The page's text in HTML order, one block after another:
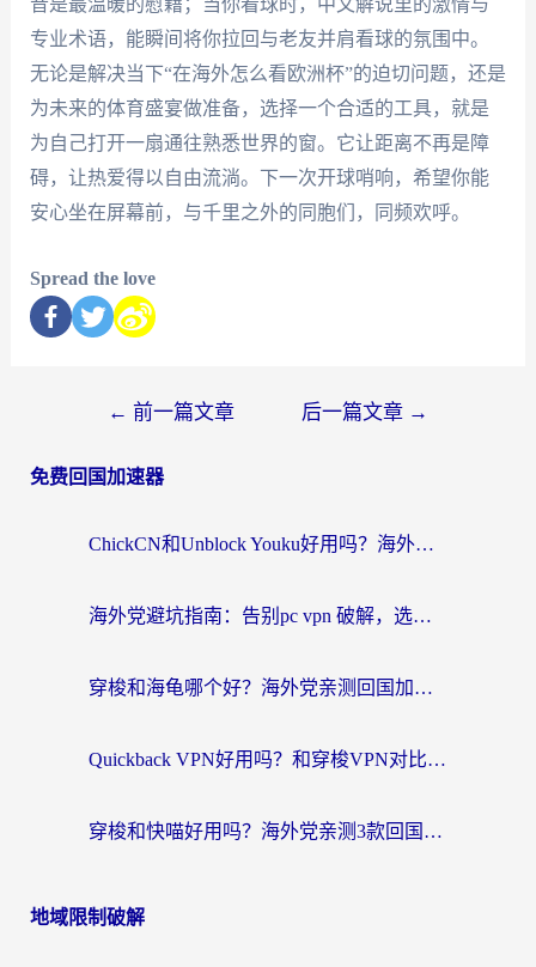
音是最温暖的慰藉；当你看球时，中文解说里的激情与
专业术语，能瞬间将你拉回与老友并肩看球的氛围中。
无论是解决当下“在海外怎么看欧洲杯”的迫切问题，还是
为未来的体育盛宴做准备，选择一个合适的工具，就是
为自己打开一扇通往熟悉世界的窗。它让距离不再是障
碍，让热爱得以自由流淌。下一次开球哨响，希望你能
安心坐在屏幕前，与千里之外的同胞们，同频欢呼。
Spread the love
← 前一篇文章 后一篇文章 →
免费回国加速器
ChickCN和Unblock Youku好用吗？海外党亲测3款回国加速器，附iOS免费选择指南
海外党避坑指南：告别pc vpn 破解，选对回国加速器轻松访问国内资源
穿梭和海龟哪个好？海外党亲测回国加速器，附电脑免费VPN推荐
Quickback VPN好用吗？和穿梭VPN对比哪个回国效果更好？海外党必看的真实测评与选择指南
穿梭和快喵好用吗？海外党亲测3款回国加速器，附日本回国VPN避坑指南
地域限制破解